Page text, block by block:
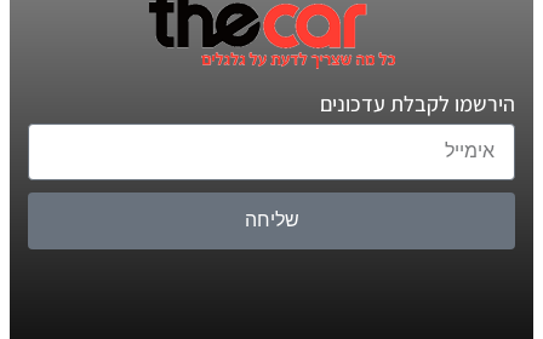
הירשמו לקבלת עדכונים
שליחה